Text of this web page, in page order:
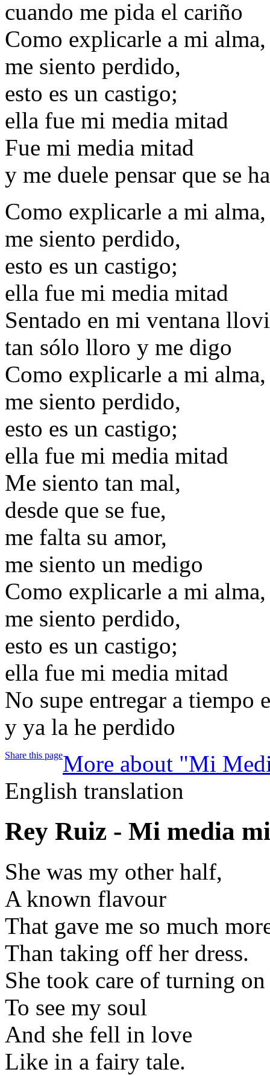
cuando me pida el cariño
Como explicarle a mi alma,
me siento perdido,
esto es un castigo;
ella fue mi media mitad
Fue mi media mitad
y me duele pensar que se
Como explicarle a mi alma,
me siento perdido,
esto es un castigo;
ella fue mi media mitad
Sentado en mi ventana
tan sólo lloro y me digo
Como explicarle a mi alma,
me siento perdido,
esto es un castigo;
ella fue mi media mitad
Me siento tan mal,
desde que se fue,
me falta su amor,
me siento un medigo
Como explicarle a mi alma,
me siento perdido,
esto es un castigo;
ella fue mi media mitad
No supe entregar a tiempo
y ya la he perdido
Share this pageMore about "Mi
English translation
Rey Ruiz - Mi media
She was my other half,
A known flavour
That gave me so much
Than taking off her dress.
She took care of turning
To see my soul
And she fell in love
Like in a fairy tale.